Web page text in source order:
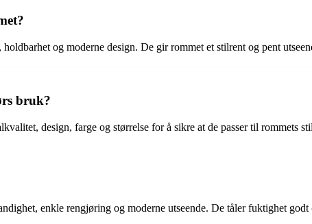
og moderne design. De gir rommet et stilrent og pent
bruk?
design, farge og størrelse for å sikre at de passer til rommets
enkle rengjøring og moderne utseende. De tåler fuktighet